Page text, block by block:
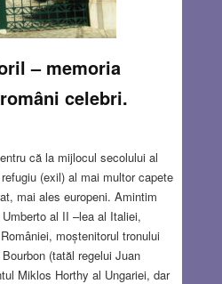
– memoria
celebri.
că la mijlocul secolului al
(exil) al mai multor capete
mai ales europeni. Amintim
al II –lea al Italiei,
moștenitorul tronului
(tatăl regelui Juan
Miklos Horthy al Ungariei, dar